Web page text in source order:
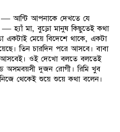
— আন্টি আপনাকে দেখতে যে
— হ্যাঁ মা, বুড়ো মানুষ কিছুতেই কথা
মেয়ে বিদেশে থাকে, একটা
তিন চারদিন পরে আসবে। বাবা
ওই দেখো বলতে বলতেই
অসমবয়সী দুজন রোগী। রিমি খুব
থেকেই শুয়ে শুয়ে কথা বলেন।